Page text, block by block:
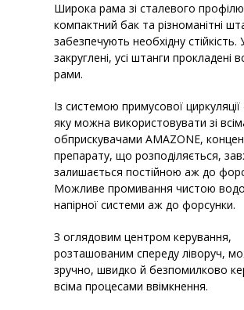
Широка рама зі сталевого
компактний бак та різноманітні
забезпечують необхідну стійкість.
закруглені, усі штанги прокладені
рами.
Із системою примусової циркуляції
яку можна використовувати зі
обприскувачами AMAZONE,
препарату, що розподіляється,
залишається постійною аж до
Можливе промивання чистою
напірної системи аж до форсунки.
З оглядовим центром керування,
розташованим спереду ліворуч,
зручно, швидко й безпомилково
всіма процесами ввімкнення.